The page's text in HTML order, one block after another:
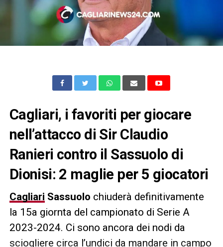
Cagliari, i favoriti per giocare
nell’attacco di Sir Claudio
Ranieri contro il Sassuolo di
Dionisi: 2 maglie per 5 giocatori
Cagliari Sassuolo chiuderà definitivamente
la 15a giornta del campionato di Serie A
2023-2024. Ci sono ancora dei nodi da
sciogliere circa l’undici da mandare in campo